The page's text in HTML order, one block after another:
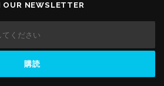
OUR NEWSLETTER